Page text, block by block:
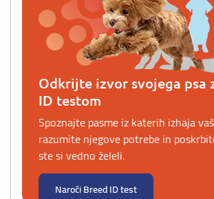
Odkrijte izvor svojega psa
ID testom
Spoznajte pasme iz katerih izhaja
razumite njegove potrebe in
ste si vedno želeli.
Naroči Breed ID test